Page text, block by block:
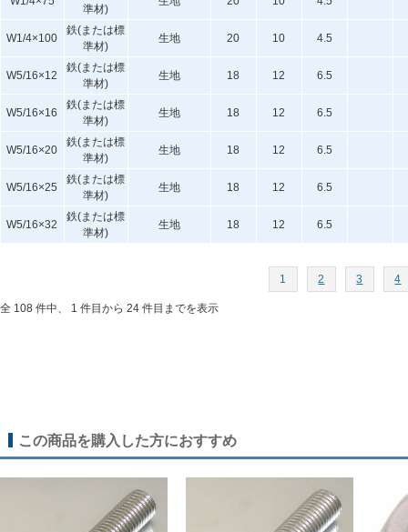
準材)
W1/4×100
鉄(または標
準材)
生地 20 10 4.5
W5/16×12
鉄(または標
準材)
生地 18 12 6.5
W5/16×16
鉄(または標
準材)
生地 18 12 6.5
W5/16×20
鉄(または標
準材)
生地 18 12 6.5
W5/16×25
鉄(または標
準材)
生地 18 12 6.5
W5/16×32
鉄(または標
準材)
生地 18 12 6.5
1 2 3 4
全 108 件中、 1 件目から 24 件目までを表示
この商品を購入した方におすすめ